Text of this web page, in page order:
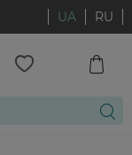
UA RU